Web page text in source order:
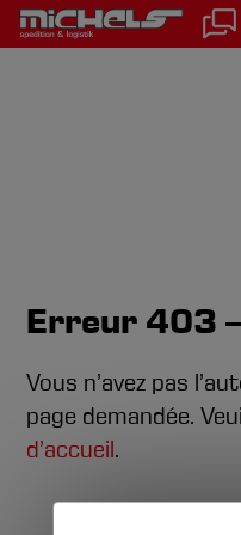
contenu
Erreur 403
Vous n’avez pas
page demandée.
d’accueil.